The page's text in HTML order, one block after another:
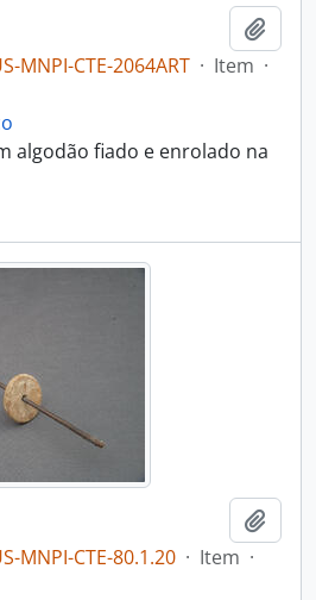
MNPI-CTE-2064ART · Item ·
algodão fiado e enrolado na
MNPI-CTE-80.1.20 · Item ·